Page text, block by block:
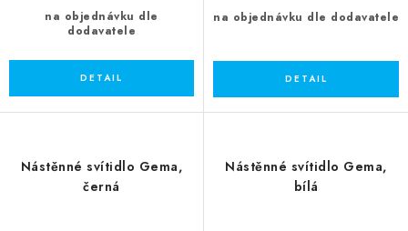
na objednávku dle
dodavatele
na objednávku dle dodavatele
Nástěnné svítidlo Gema,
černá
Nástěnné svítidlo Gema,
bílá